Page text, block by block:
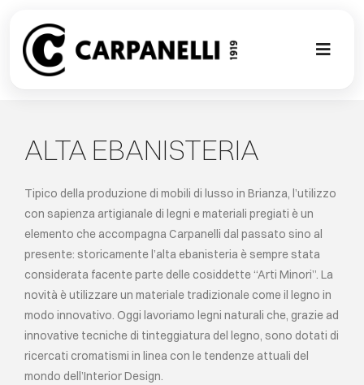
content
Toggle
CLASSIC
PROJECT
SU MISURA
ABOUT
ALTA EBANISTERIA
Tipico della produzione di mobili di lusso in Brianza, l’utilizzo
con sapienza artigianale di legni e materiali pregiati è un
elemento che accompagna Carpanelli dal passato sino al
presente: storicamente l’alta ebanisteria è sempre stata
considerata facente parte delle cosiddette “Arti Minori”. La
novità è utilizzare un materiale tradizionale come il legno in
modo innovativo. Oggi lavoriamo legni naturali che, grazie ad
innovative tecniche di tinteggiatura del legno, sono dotati di
ricercati cromatismi in linea con le tendenze attuali del
mondo dell’Interior Design.